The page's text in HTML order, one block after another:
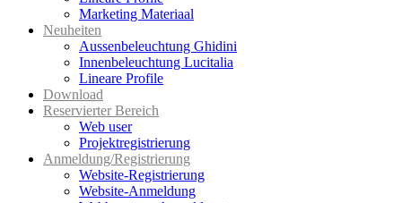
Marketing Materiaal
Neuheiten
Aussenbeleuchtung Ghidini
Innenbeleuchtung Lucitalia
Lineare Profile
Download
Reservierter Bereich
Web user
Projektregistrierung
Anmeldung/Registrierung
Website-Registrierung
Website-Anmeldung